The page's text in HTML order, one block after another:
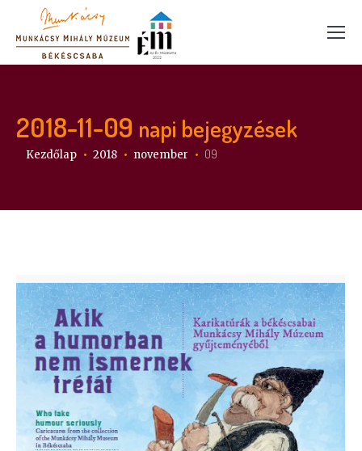
2018-11-09 napi bejegyzések
Itt vagy:
Kezdőlap 2018 november 09